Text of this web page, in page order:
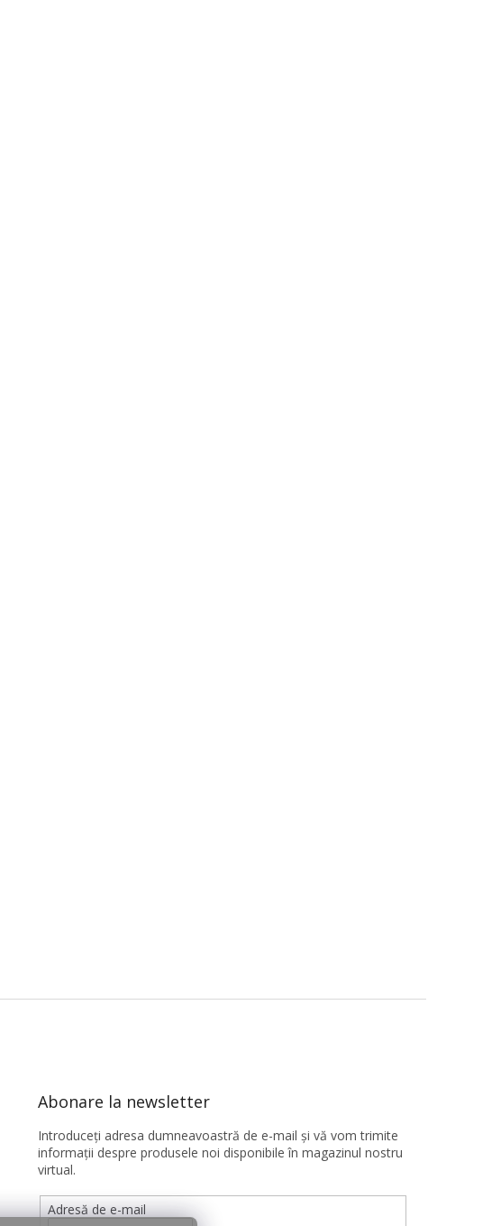
Abonare la newsletter
Introduceţi adresa dumneavoastră de e-mail şi vă vom trimite
informaţii despre produsele noi disponibile în magazinul nostru
virtual.
Adresă de e-mail